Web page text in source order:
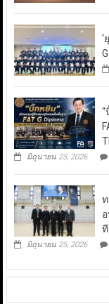
มิถุนายน 25, 2026
มิถุนายน 25, 2026